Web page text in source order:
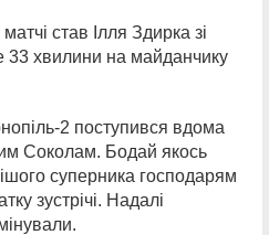
став Ілля Здирка зі
33 хвилини на майданчику
2 поступився вдома
Соколам. Бодай якось
суперника господарям
зустрічі. Надалі